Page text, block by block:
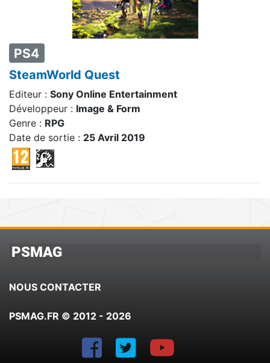
PS4
SteamWorld Quest
Editeur : Sony Online Entertainment
Développeur : Image & Form
Genre : RPG
Date de sortie : 25 Avril 2019
PSMAG
NOUS CONTACTER
PSMAG.FR © 2012 - 2026